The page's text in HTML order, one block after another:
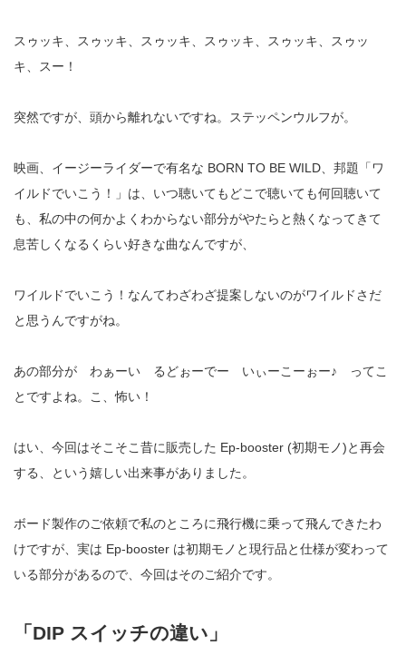
スゥッキ、スゥッキ、スゥッキ、スゥッキ、スゥッキ、スゥッ
キ、スー！
突然ですが、頭から離れないですね。ステッペンウルフが。
映画、イージーライダーで有名な BORN TO BE WILD、邦題「ワ
イルドでいこう！」は、いつ聴いてもどこで聴いても何回聴いて
も、私の中の何かよくわからない部分がやたらと熱くなってきて
息苦しくなるくらい好きな曲なんですが、
ワイルドでいこう！なんてわざわざ提案しないのがワイルドさだ
と思うんですがね。
あの部分が わぁーい るどぉーでー いぃーこーぉー♪ ってこ
とですよね。こ、怖い！
はい、今回はそこそこ昔に販売した Ep-booster (初期モノ)と再会
する、という嬉しい出来事がありました。
ボード製作のご依頼で私のところに飛行機に乗って飛んできたわ
けですが、実は Ep-booster は初期モノと現行品と仕様が変わって
いる部分があるので、今回はそのご紹介です。
「DIP スイッチの違い」